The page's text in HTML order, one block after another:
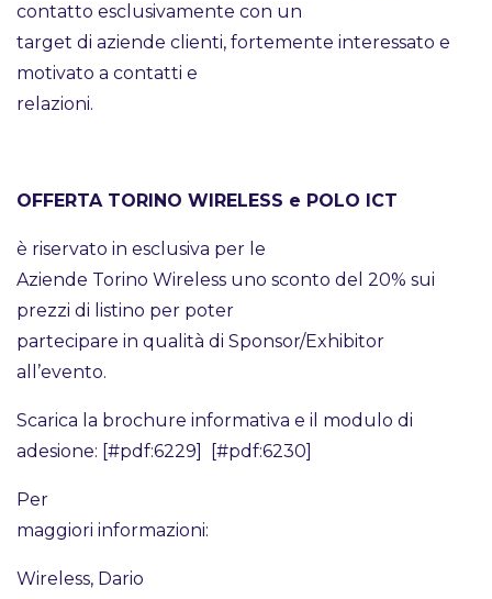
contatto esclusivamente con un
target di aziende clienti, fortemente interessato e
motivato a contatti e
relazioni.
OFFERTA TORINO WIRELESS e POLO ICT
è riservato in esclusiva per le
Aziende Torino Wireless uno sconto del 20% sui
prezzi di listino per poter
partecipare in qualità di Sponsor/Exhibitor
all’evento.
Scarica la brochure informativa e il modulo di
adesione: [#pdf:6229] [#pdf:6230]
Per
maggiori informazioni:
Wireless, Dario